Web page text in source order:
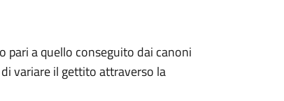
pari a quello conseguito dai canoni
variare il gettito attraverso la